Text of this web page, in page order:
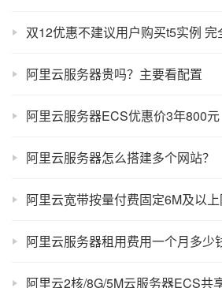
阿里云服务器贵吗？主要看配置
阿里云服务器ECS优惠价3年800元
阿里云服务器怎么搭建多个网站？